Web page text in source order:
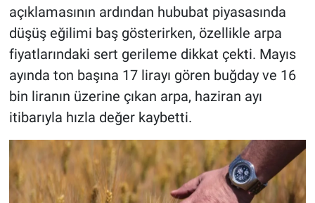
açıklamasının ardından hububat piyasasında
düşüş eğilimi baş gösterirken, özellikle arpa
fiyatlarındaki sert gerileme dikkat çekti. Mayıs
ayında ton başına 17 lirayı gören buğday ve 16
bin liranın üzerine çıkan arpa, haziran ayı
itibarıyla hızla değer kaybetti.